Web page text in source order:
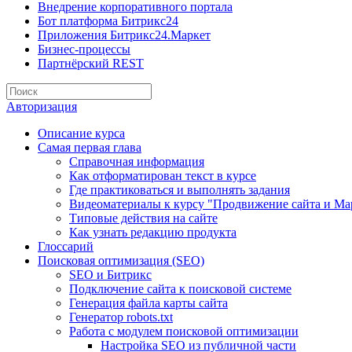
Внедрение корпоративного портала
Бот платформа Битрикс24
Приложения Битрикс24.Маркет
Бизнес-процессы
Партнёрский REST
Авторизация
Описание курса
Самая первая глава
Справочная информация
Как отформатирован текст в курсе
Где практиковаться и выполнять задания
Видеоматериалы к курсу "Продвижение сайта и
Типовые действия на сайте
Как узнать редакцию продукта
Глоссарий
Поисковая оптимизация (SEO)
SEO и Битрикс
Подключение сайта к поисковой системе
Генерация файла карты сайта
Генератор robots.txt
Работа с модулем поисковой оптимизации
Настройка SEO из публичной части